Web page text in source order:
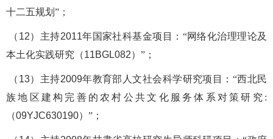
十二五规划 ” ；
（ 12） 主持2011年国家社科基金项目 ： “网络化治理理论及
本土化实践研究（11BGL082） ” ；
（ 13） 主持2009年教育部人文社会科学研究项目 ： “西北民
族地区建构完善的农村公共文化服务体系对策研究 :
（09YJC630190） ” ；